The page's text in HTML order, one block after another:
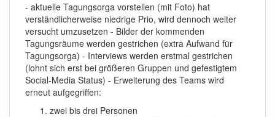
- aktuelle Tagungsorga vorstellen (mit Foto) hat
verständlicherweise niedrige Prio, wird dennoch weiter
versucht umzusetzen - Bilder der kommenden
Tagungsräume werden gestrichen (extra Aufwand für
Tagungsorga) - Interviews werden erstmal gestrichen
(lohnt sich erst bei größeren Gruppen und gefestigtem
Social-Media Status) - Erweiterung des Teams wird
erneut aufgegriffen:
zwei bis drei Personen